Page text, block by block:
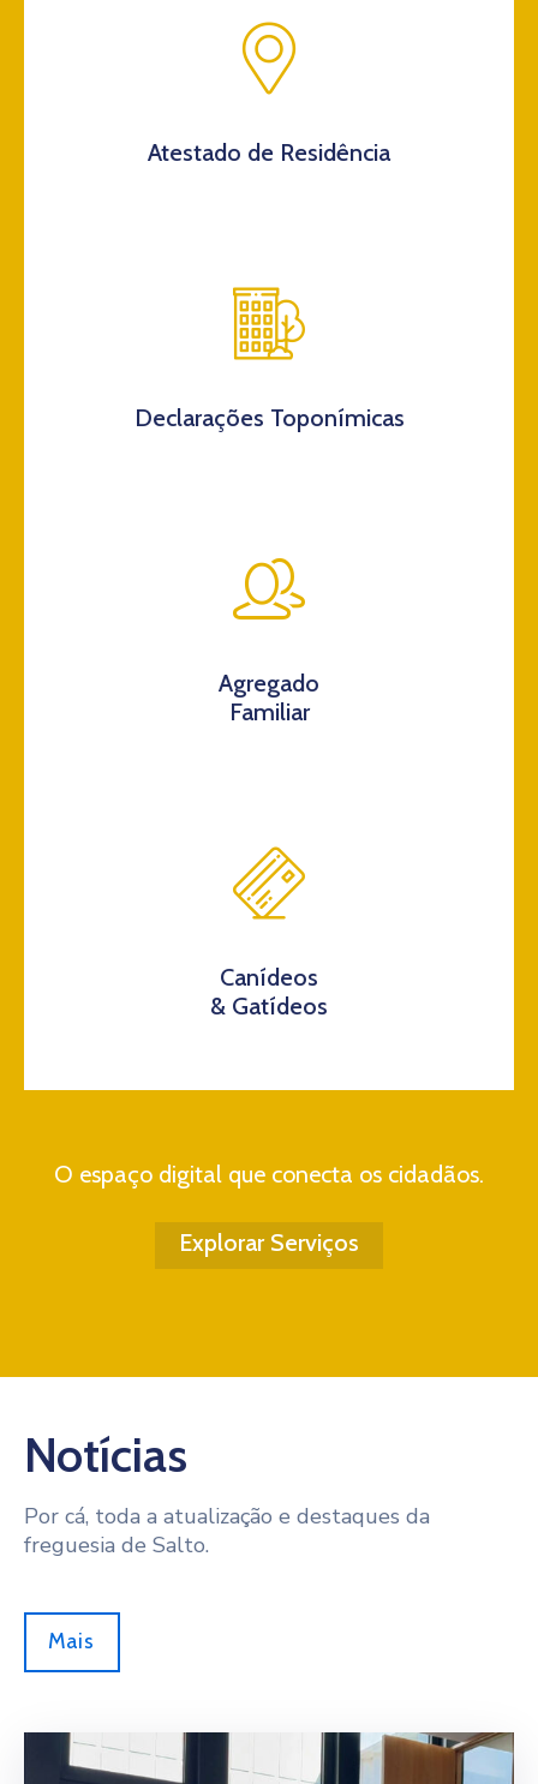
Atestado de Residência
Declarações Toponímicas
Agregado
Familiar
Canídeos
& Gatídeos
O espaço digital que conecta os cidadãos.
Explorar Serviços
Notícias
Por cá, toda a atualização e destaques da
freguesia de Salto.
Mais